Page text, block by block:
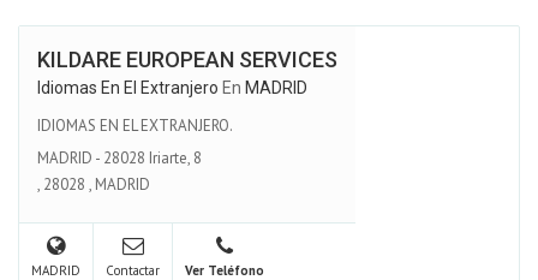
KILDARE EUROPEAN SERVICES
Idiomas En El Extranjero En MADRID
IDIOMAS EN EL EXTRANJERO.
MADRID - 28028 Iriarte, 8
, 28028 , MADRID
MADRID Contactar Ver Teléfono